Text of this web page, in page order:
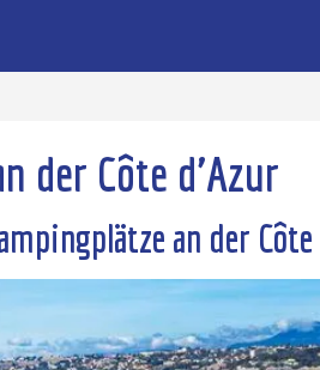
der Côte d'Azur
an der